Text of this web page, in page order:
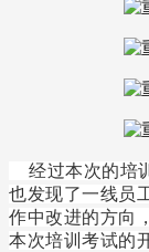
经过本次的培
也发现了一线员
作中改进的方向
本次培训考试的